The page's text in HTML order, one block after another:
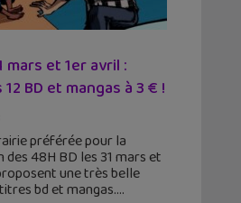
mars et 1er avril :
BD et mangas à 3 € !
préférée pour la
48H BD les 31 mars et
une très belle
bd et mangas.